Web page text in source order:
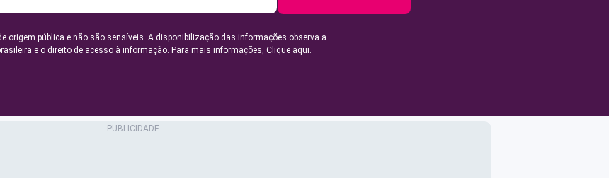
origem pública e não são sensíveis. A disponibilização das informações observa a
e o direito de acesso à informação. Para mais informações, Clique aqui.